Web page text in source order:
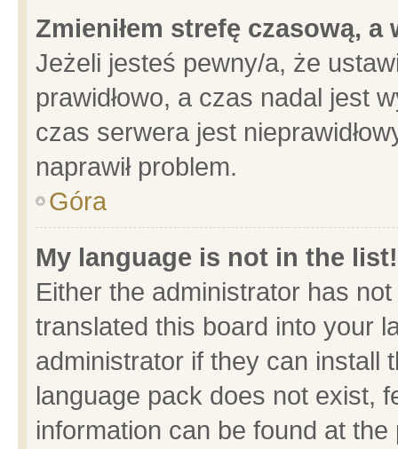
Zmieniłem strefę czasową,
Jeżeli jesteś pewny/a, że
prawidłowo, a czas nadal jest
czas serwera jest
naprawił problem.
Góra
My language is not in the list!
Either the administrator has
translated this board into your
administrator if they can install
language pack does not exist,
information can be found at